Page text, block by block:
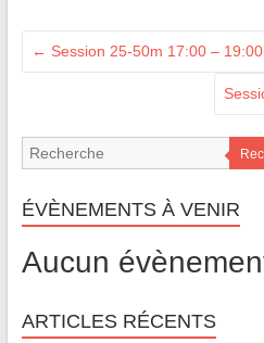
← Session 25-50m 17:00 – 19:00
ÉVÈNEMENTS À VENIR
Aucun
ARTICLES RÉCENTS